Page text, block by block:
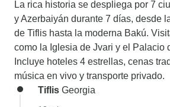
La rica historia se despliega por 7
y Azerbaiyán durante 7 días, desde
de Tiflis hasta la moderna Bakú.
como la Iglesia de Jvari y el Palacio
Incluye hoteles 4 estrellas, cenas
música en vivo y transporte privado.
Tiflis Georgia